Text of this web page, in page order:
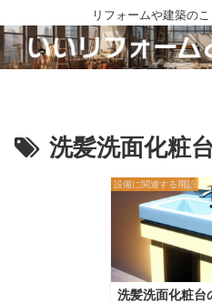
リフォームや建築の
洗髪洗面化粧
設備に関連する用語
洗髪洗面化粧台